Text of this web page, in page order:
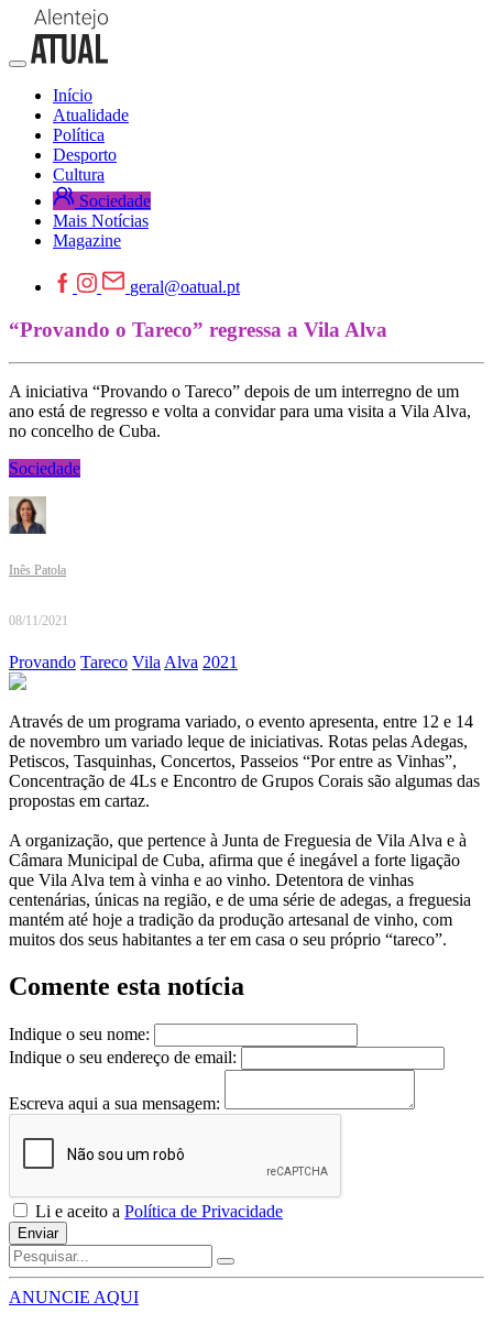
Início
Atualidade
Política
Desporto
Cultura
Sociedade
Mais Notícias
Magazine
geral@oatual.pt
“Provando o Tareco” regressa a Vila Alva
A iniciativa “Provando o Tareco” depois de um interregno de um
ano está de regresso e volta a convidar para uma visita a Vila Alva,
no concelho de Cuba.
Sociedade
Inês Patola
08/11/2021
Provando Tareco VilaAlva 2021
Através de um programa variado, o evento apresenta, entre 12 e 14
de novembro um variado leque de iniciativas. Rotas pelas Adegas,
Petiscos, Tasquinhas, Concertos, Passeios “Por entre as Vinhas”,
Concentração de 4Ls e Encontro de Grupos Corais são algumas das
propostas em cartaz.
A organização, que pertence à Junta de Freguesia de Vila Alva e à
Câmara Municipal de Cuba, afirma que é inegável a forte ligação
que Vila Alva tem à vinha e ao vinho. Detentora de vinhas
centenárias, únicas na região, e de uma série de adegas, a freguesia
mantém até hoje a tradição da produção artesanal de vinho, com
muitos dos seus habitantes a ter em casa o seu próprio “tareco”.
Comente esta notícia
Indique o seu nome:
Indique o seu endereço de email:
Escreva aqui a sua mensagem:
Li e aceito a Política de Privacidade
Enviar
ANUNCIE AQUI